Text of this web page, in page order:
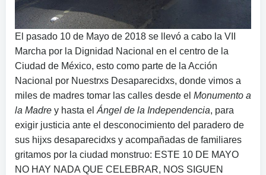
El pasado 10 de Mayo de 2018 se llevó a cabo la VII
Marcha por la Dignidad Nacional en el centro de la
Ciudad de México, esto como parte de la Acción
Nacional por Nuestrxs Desaparecidxs, donde vimos a
miles de madres tomar las calles desde el Monumento a
la Madre y hasta el Ángel de la Independencia, para
exigir justicia ante el desconocimiento del paradero de
sus hijxs desaparecidxs y acompañadas de familiares
gritamos por la ciudad monstruo: ESTE 10 DE MAYO
NO HAY NADA QUE CELEBRAR, NOS SIGUEN